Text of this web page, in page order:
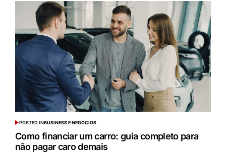
POSTED INBUSINESS E NEGÓCIOS
Como financiar um carro: guia completo para
não pagar caro demais